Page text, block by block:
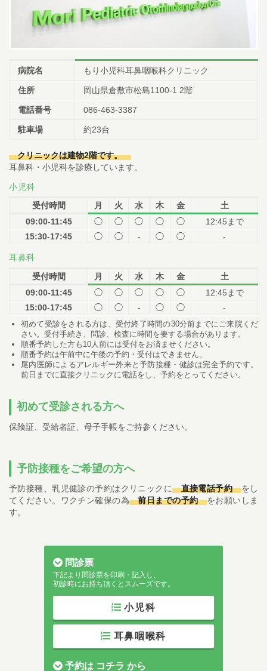
病院名 もり小児科耳鼻咽喉科クリニック
住所 岡山県倉敷市松島1100-1 2階
電話番号 086-463-3387
駐車場 約23台
クリニックは建物2階です。
耳鼻科・小児科を診療しています。
小児科
受付時間
月 火 水 木 金
土
09:00-11:45
◯ ◯ ◯ ◯ ◯
12:45まで
15:30-17:45
◯ ◯ - ◯ ◯ -
耳鼻科
受付時間
月 火 水 木 金
土
09:00-11:45
◯ ◯ ◯ ◯ ◯
12:45まで
15:00-17:45
◯ ◯ - ◯ ◯ -
初めて受診をされる方は、受付終了時間の30分前までにご来院くだ
さい。受付手続き、問診、検査に時間を要する場合があります。
順番予約した方も10人前には受付をお済ませください。
順番予約は午前中に午後の予約・受付はできません。
尾内医師によるアレルギー外来と予防接種・健診は完全予約です。
前日までに直接クリニックに電話をし、予約をとってください。
初めて受診される方へ
保険証、受給者証、母子手帳をご持参ください。
予防接種をご希望の方へ
予防接種、乳児健診の予約はクリニックに 直接電話予約
をし
てください。ワクチン確保の為
前日までの予約
をお願いしま
す。
問診票
下記より問診票を印刷・記入し、
初診時にお持ち頂くとスムーズです。
小児科
耳鼻咽喉科
予約は コチラ から